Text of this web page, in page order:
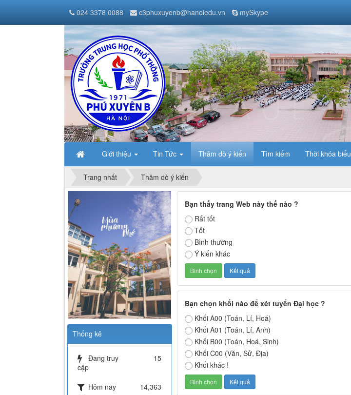
Giới thiệu Tin Tức Thăm dò ý kiến Tìm kiếm Thời khóa biểu
024 3378 0088 c3phuxuyenb@hanoiedu.vn mySkype
Trang nhất Thăm dò ý kiến
Bạn thấy trang Web này thế nào ?
Rất tốt
Tốt
Bình thường
Ý kiến khác
Bạn chọn khối nào để xét tuyển Đại học ?
Khối A00 (Toán, Lí, Hoá)
Khối A01 (Toán, Lí, Anh)
Khối B00 (Toán, Hoá, Sinh)
Khối C00 (Văn, Sử, Địa)
Khối khác !
Thống kê
Đang truy
cập
15
Hôm nay
14,363